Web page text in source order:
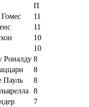
П
11
11
10
10
Роналду 8
8
Пауль
8
8
7